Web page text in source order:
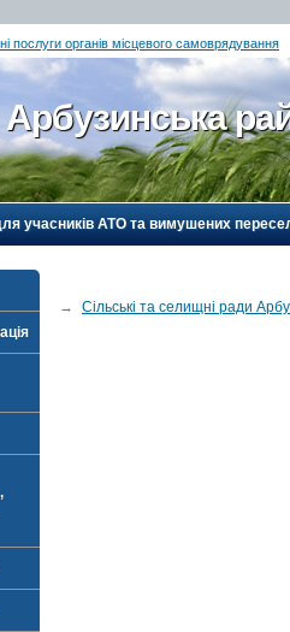
послуги органів місцевого самоврядування
Арбузинська
учасників АТО та вимушених
→ Сільські та селищні ради